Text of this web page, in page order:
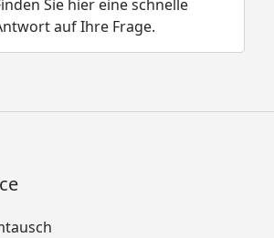
Sie hier eine schnelle
auf Ihre Frage.